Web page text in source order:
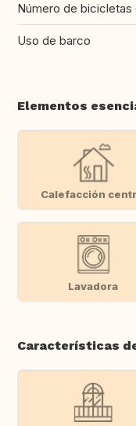
Número de bicicletas
Uso de barco
Elementos
Calefacción
Lavadora
Características